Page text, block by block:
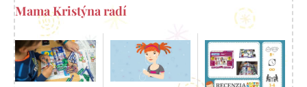
Mama Kristýna radí